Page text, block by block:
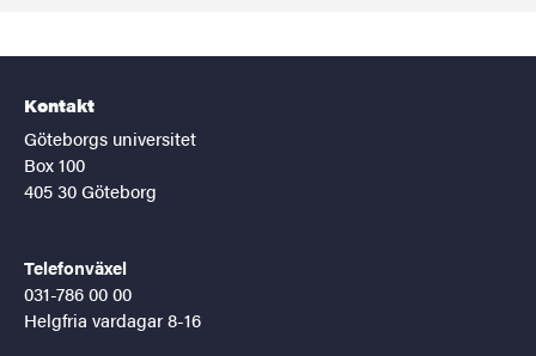
Kontakt
Göteborgs universitet
Box 100
405 30 Göteborg
Telefonväxel
031-786 00 00
Helgfria vardagar 8-16